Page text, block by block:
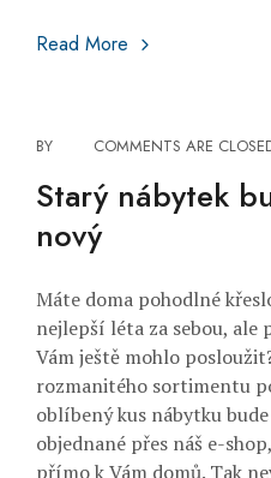
Máte plán na prázdniny?
Read More
BY COMMENTS ARE
Starý nábytek
nový
Máte doma pohodlné
nejlepší léta za sebou, ale
Vám ještě mohlo
rozmanitého sortimentu
oblíbený kus nábytku
objednané přes náš e-
přímo k Vám domů. Tak